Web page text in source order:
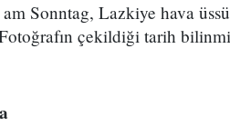
Sonntag, Lazkiye hava
Fotoğrafın çekildiği tarih